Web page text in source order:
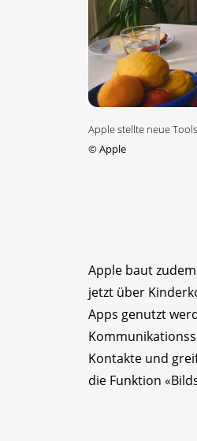
Apple stellte neue
©Apple
Apple baut
jetzt über
Apps genutzt
Kontakte und
die Funktion